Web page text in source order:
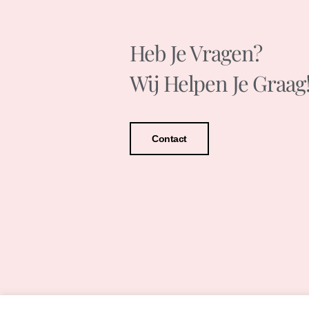
Heb Je Vragen?
Wij Helpen Je
Contact